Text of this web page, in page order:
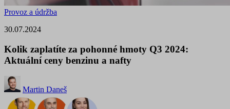
Provoz a údržba
30.07.2024
Kolik zaplatíte za pohonné hmoty Q3 2024:
Aktuální ceny benzinu a nafty
Martin Daneš